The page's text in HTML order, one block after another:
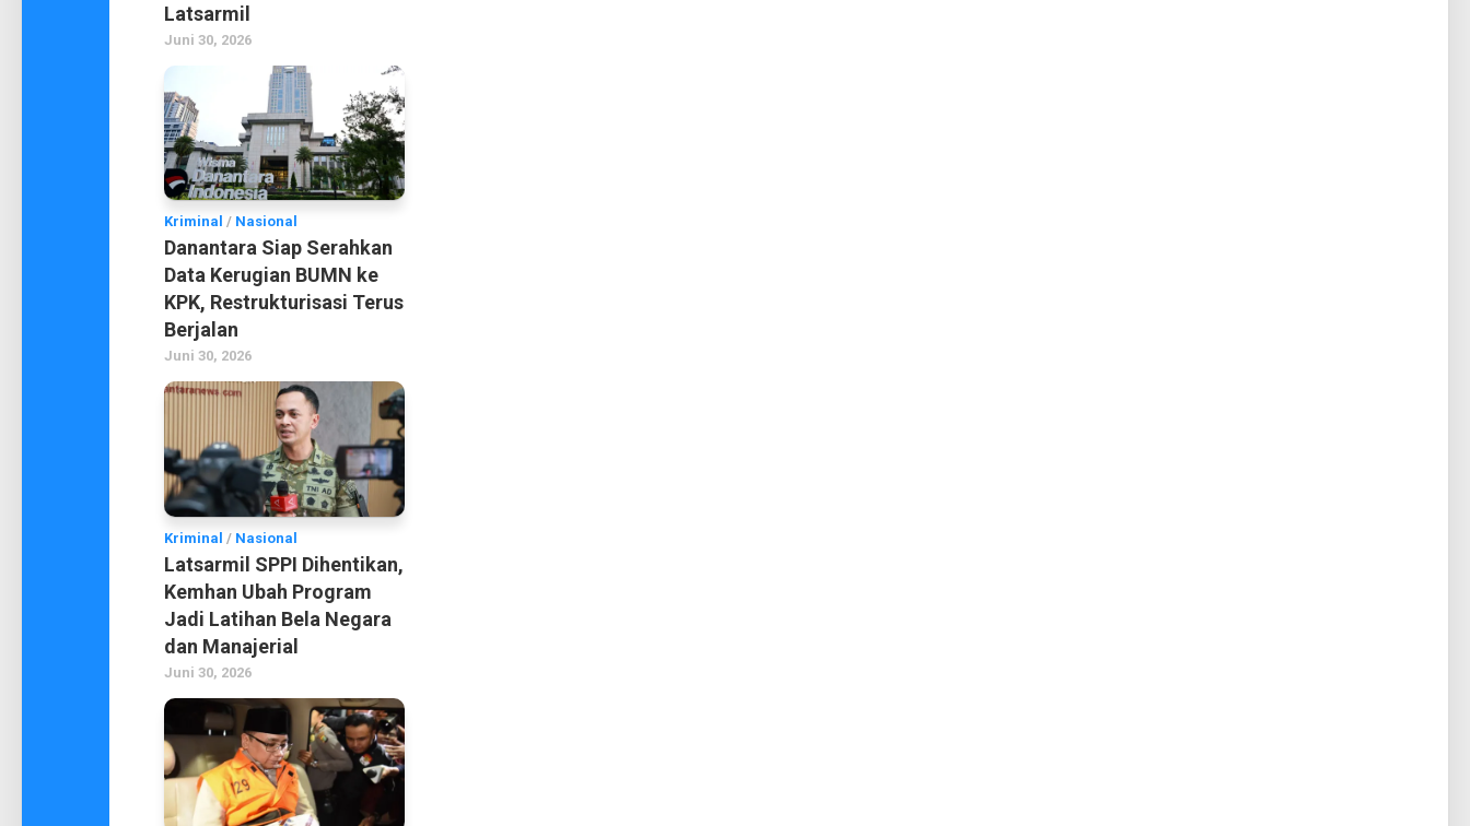
Latsarmil
Juni 30, 2026
Kriminal / Nasional
Danantara Siap Serahkan
Data Kerugian BUMN ke
KPK, Restrukturisasi Terus
Berjalan
Juni 30, 2026
Kriminal / Nasional
Latsarmil SPPI Dihentikan,
Kemhan Ubah Program
Jadi Latihan Bela Negara
dan Manajerial
Juni 30, 2026